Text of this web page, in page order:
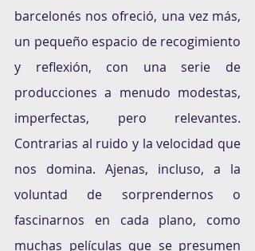
barcelonés nos ofreció, una vez más,
un pequeño espacio de recogimiento
y reflexión, con una serie de
producciones a menudo modestas,
imperfectas, pero relevantes.
Contrarias al ruido y la velocidad que
nos domina. Ajenas, incluso, a la
voluntad de sorprendernos o
fascinarnos en cada plano, como
muchas películas que se presumen